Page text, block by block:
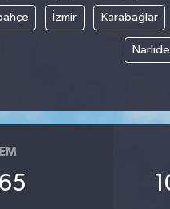
İzmir Karabağlar